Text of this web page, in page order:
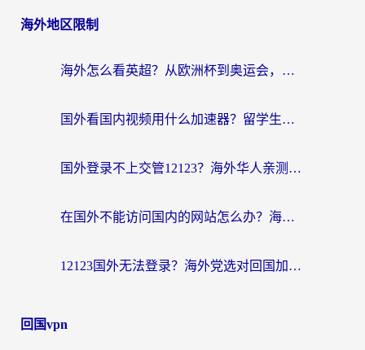
海外地区限制
海外怎么看英超？从欧洲杯到奥运会，一份让你不卡壳的中文解说观看指南
国外看国内视频用什么加速器？留学生和海外华人的实用指南
国外登录不上交管12123？海外华人亲测有效的回国加速器选择指南
在国外不能访问国内的网站怎么办？海外党必看的无缝回国上网指南
12123国外无法登录？海外党选对回国加速器，轻松解决国内资源访问难题
回国vpn